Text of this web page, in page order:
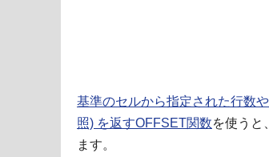
基準のセルから指定された行数
照) を返すOFFSET関数を使うと
ます。